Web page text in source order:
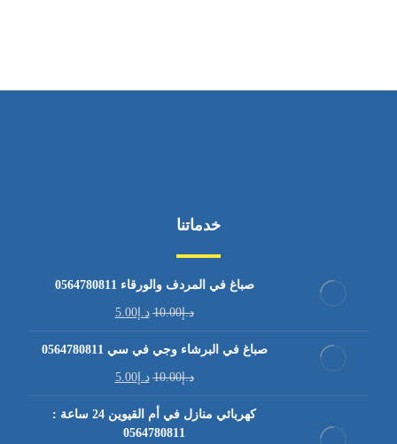
خدماتنا
صباغ في المردف والورقاء 0564780811
د.إ10.00 د.إ5.00
صباغ في البرشاء وجي في سي 0564780811
د.إ10.00 د.إ5.00
كهربائي منازل في أم القيوين 24 ساعة :
0564780811